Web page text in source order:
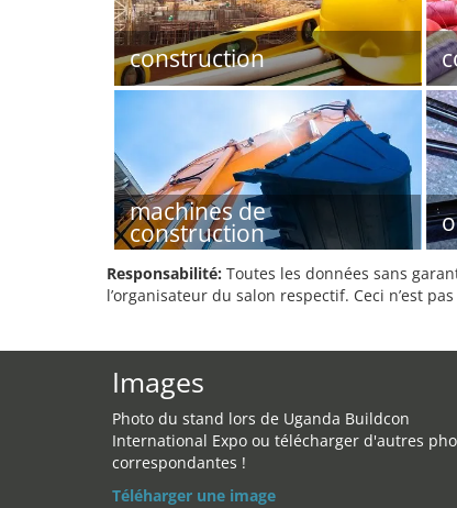
construction
machines de
construction
Responsabilité: Toutes les données sans
l’organisateur du salon respectif. Ceci n’est
Images
Photo du stand lors de Uganda Buildcon
International Expo ou télécharger d'autres
correspondantes !
Téléharger une image